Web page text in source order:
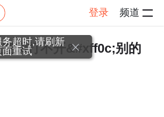
登录 频道
帖子详情
间打不开&#xff0c;别的
务超时,请刷新
面重试